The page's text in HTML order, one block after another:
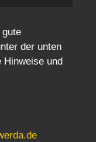
der unten
Hinweise und